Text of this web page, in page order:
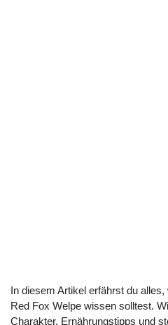
In diesem Artikel erfährst du
Red Fox Welpe wissen solltest.
Charakter, Ernährungstipps und